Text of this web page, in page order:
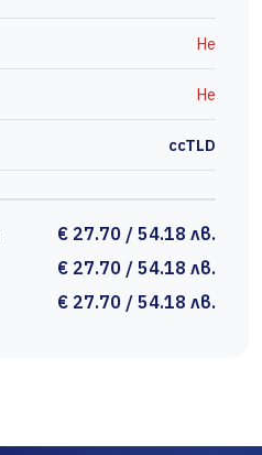
Не
Не
ccTLD
€ 27.70 / 54.18 лв.
€ 27.70 / 54.18 лв.
€ 27.70 / 54.18 лв.